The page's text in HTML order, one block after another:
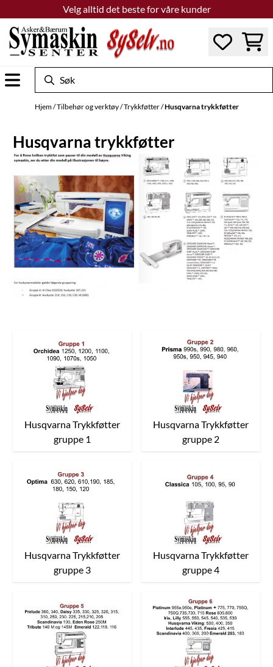
Hopp til innholdVelg alltid det beste for våre kunder
Hjem/Tilbehør og verktøy/Trykkføtter/Husqvarna trykkføtter
Husqvarna trykkføtter
Husqvarna Trykkføtter
gruppe 1
Husqvarna Trykkføtter
gruppe 2
Husqvarna Trykkføtter
gruppe 3
Husqvarna Trykkføtter
gruppe 4